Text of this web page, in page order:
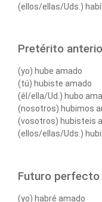
(ellos/ellas/Uds.)
Pretérito
(yo) hube amado
(tú) hubiste amado
(él/ella/Ud.) hubo
(nosotros) hubimos
(vosotros) hubisteis
(ellos/ellas/Uds.)
Futuro perfecto
(yo) habré amado